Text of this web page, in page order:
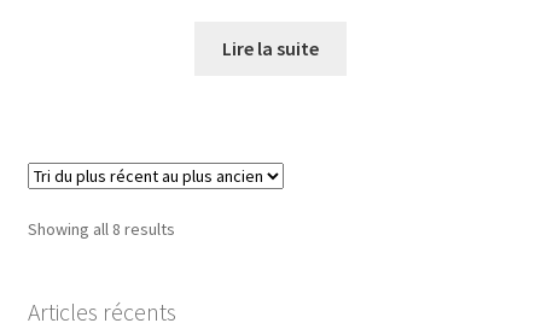
Lire la suite
Showing all 8 resultsSorted
Articles récents